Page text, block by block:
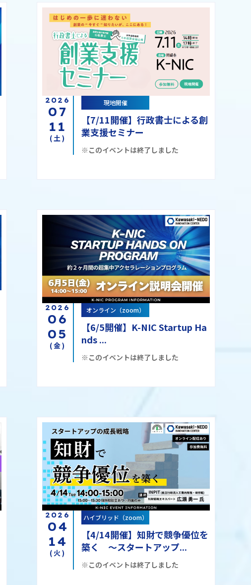
2026
07
11
(土)
現地開催
【7/11開催】行政書士による創
業支援セミナー
※このイベントは終了しました
2026
06
05
(金)
オンライン（zoom）
【6/5開催】K-NIC Startup Ha
nds ...
※このイベントは終了しました
2026
04
14
(火)
ハイブリッド（zoom）
【4/14開催】知財で競争優位を
築く ～スタートアップ...
※このイベントは終了しました